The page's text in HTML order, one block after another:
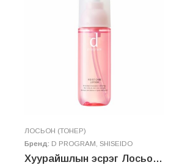
ЛОСЬОН (ТОНЕР)
Бренд: D PROGRAM SHISEIDO
Хуурайшлын эсрэг Лосьон – MOIST CARE LOTION